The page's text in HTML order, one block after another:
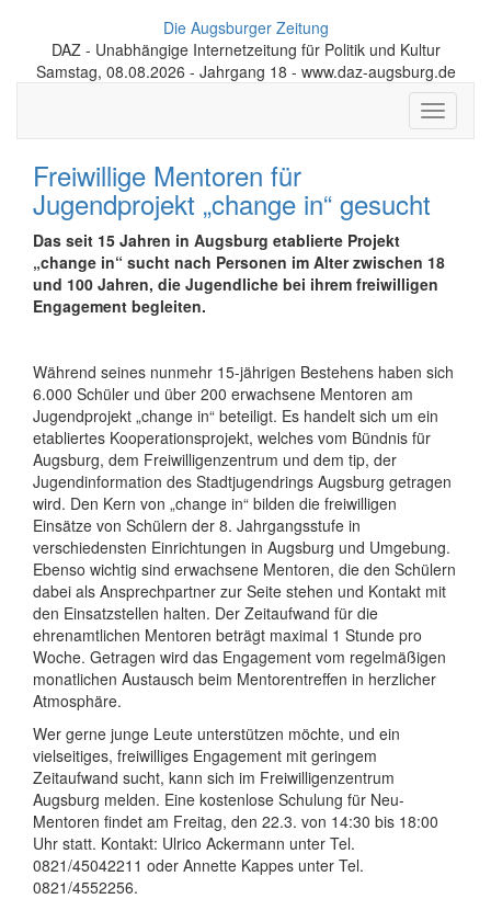
Die Augsburger Zeitung
DAZ - Unabhängige Internetzeitung für Politik und Kultur
Samstag, 08.08.2026 - Jahrgang 18 - www.daz-augsburg.de
Toggle
Freiwillige Mentoren für
Jugendprojekt „change in“ gesucht
Das seit 15 Jahren in Augsburg etablierte Projekt
„change in“ sucht nach Personen im Alter zwischen 18
und 100 Jahren, die Jugendliche bei ihrem freiwilligen
Engagement begleiten.
Während seines nunmehr 15-jährigen Bestehens haben sich
6.000 Schüler und über 200 erwachsene Mentoren am
Jugendprojekt „change in“ beteiligt. Es handelt sich um ein
etabliertes Kooperationsprojekt, welches vom Bündnis für
Augsburg, dem Freiwilligenzentrum und dem tip, der
Jugendinformation des Stadtjugendrings Augsburg getragen
wird. Den Kern von „change in“ bilden die freiwilligen
Einsätze von Schülern der 8. Jahrgangsstufe in
verschiedensten Einrichtungen in Augsburg und Umgebung.
Ebenso wichtig sind erwachsene Mentoren, die den Schülern
dabei als Ansprechpartner zur Seite stehen und Kontakt mit
den Einsatzstellen halten. Der Zeitaufwand für die
ehrenamtlichen Mentoren beträgt maximal 1 Stunde pro
Woche. Getragen wird das Engagement vom regelmäßigen
monatlichen Austausch beim Mentorentreffen in herzlicher
Atmosphäre.
Wer gerne junge Leute unterstützen möchte, und ein
vielseitiges, freiwilliges Engagement mit geringem
Zeitaufwand sucht, kann sich im Freiwilligenzentrum
Augsburg melden. Eine kostenlose Schulung für Neu-
Mentoren findet am Freitag, den 22.3. von 14:30 bis 18:00
Uhr statt. Kontakt: Ulrico Ackermann unter Tel.
0821/45042211 oder Annette Kappes unter Tel.
0821/4552256.